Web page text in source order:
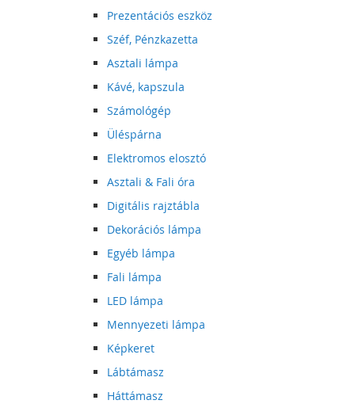
Prezentációs eszköz
Széf, Pénzkazetta
Asztali lámpa
Kávé, kapszula
Számológép
Üléspárna
Elektromos elosztó
Asztali & Fali óra
Digitális rajztábla
Dekorációs lámpa
Egyéb lámpa
Fali lámpa
LED lámpa
Mennyezeti lámpa
Képkeret
Lábtámasz
Háttámasz